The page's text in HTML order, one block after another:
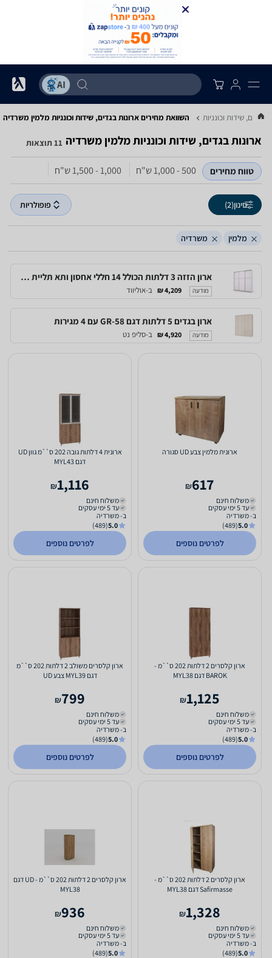
בגדים, שידות וכונניות השוואת מחירים ארונות בגדים, שידות וכונניות ‏מלמין ‏משרדיה
ארונות בגדים, שידות וכונניות ‏מלמין ‏משרדיה 11 תוצאות
טווח מחירים 500 - 1,000‏ ש"ח 1,000 - 1,500‏ ש"ח
סינון(2) פופולריות
מלמין משרדיה
ארון הזזה 3 דלתות הכולל 14 חללי אחסון ותא תליית קולבים - דגם 240-10 - new
מודעה 4,209 ₪ ב-אוליווד
ארון בגדים 5 דלתות דגם GR-58 עם 4 מגירות
מודעה 4,920 ₪ ב-סליפ נט
ארונית מלמין צבע UD סגורה
617
₪
משלוח חינם
עד 5 ימי עסקים
ב- משרדיה
5.0
(489)
לפרטים נוספים
ארונית 4 דלתות גובה 202 ס``מ גוון UD
דגם MYL43
1,116
₪
משלוח חינם
עד 5 ימי עסקים
ב- משרדיה
5.0
(489)
לפרטים נוספים
ארון קלסרים 2 דלתות 202 ס``מ -
BAROK דגם MYL38
1,125
₪
משלוח חינם
עד 5 ימי עסקים
ב- משרדיה
5.0
(489)
לפרטים נוספים
ארון קלסרים משולב 2 דלתות 202 ס``מ
דגם MYL39 צבע UD
799
₪
משלוח חינם
עד 5 ימי עסקים
ב- משרדיה
5.0
(489)
לפרטים נוספים
ארון קלסרים 2 דלתות 202 ס``מ -
Safirmasse דגם MYL38
1,328
₪
משלוח חינם
עד 5 ימי עסקים
ב- משרדיה
5.0
(489)
ארון קלסרים 2 דלתות 202 ס``מ - UD דגם
MYL38
936
₪
משלוח חינם
עד 5 ימי עסקים
ב- משרדיה
5.0
(489)